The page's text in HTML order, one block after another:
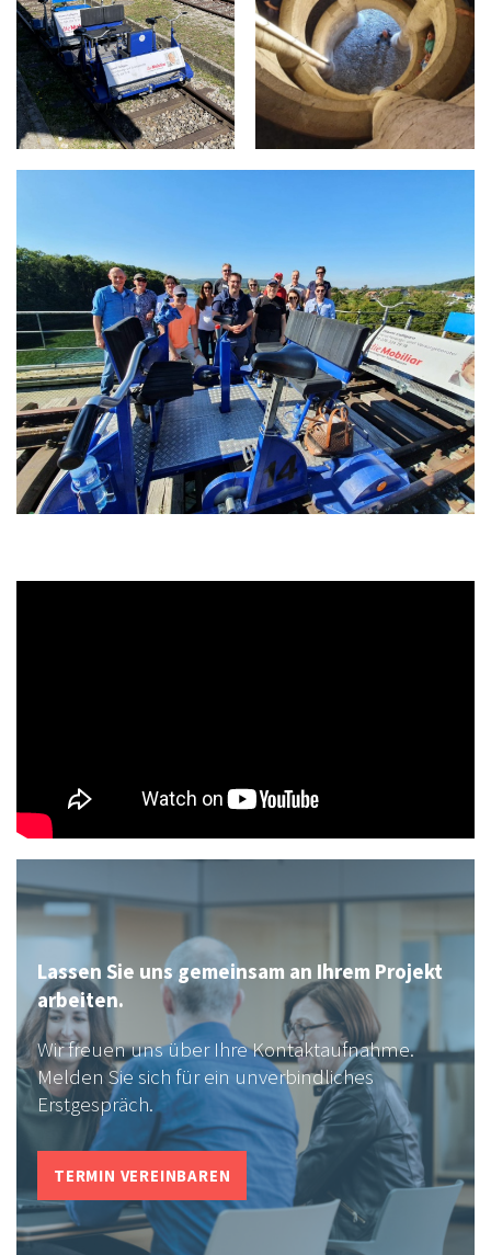
Lassen Sie uns gemeinsam an Ihrem Projekt
arbeiten.
Wir freuen uns über Ihre Kontaktaufnahme.
Melden Sie sich für ein unverbindliches
Erstgespräch.
TERMIN VEREINBAREN